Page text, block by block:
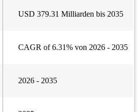
USD 379.31 Milliarden bis 2035
CAGR of 6.31% von 2026 - 2035
2026 - 2035